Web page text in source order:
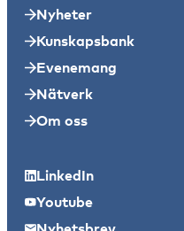
Nyheter
Kunskapsbank
Evenemang
Nätverk
Om oss
LinkedIn
Youtube